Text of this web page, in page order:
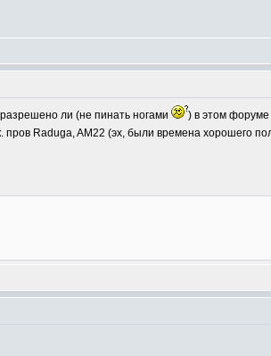
ли (не пинать ногами
) в этом форуме
Raduga, AM22 (эх, были времена хорошего